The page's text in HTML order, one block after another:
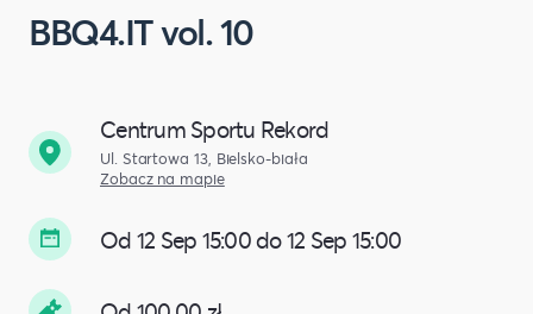
BBQ4.IT vol. 10
Centrum Sportu Rekord
Ul. Startowa 13, Bielsko-biała
Zobacz na mapie
Od 12 Sep 15:00 do 12 Sep 15:00